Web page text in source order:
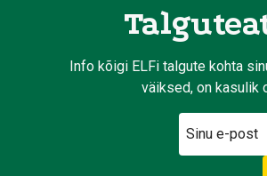
Info kõigi ELFi talgute kohta
väiksed, on kasulik